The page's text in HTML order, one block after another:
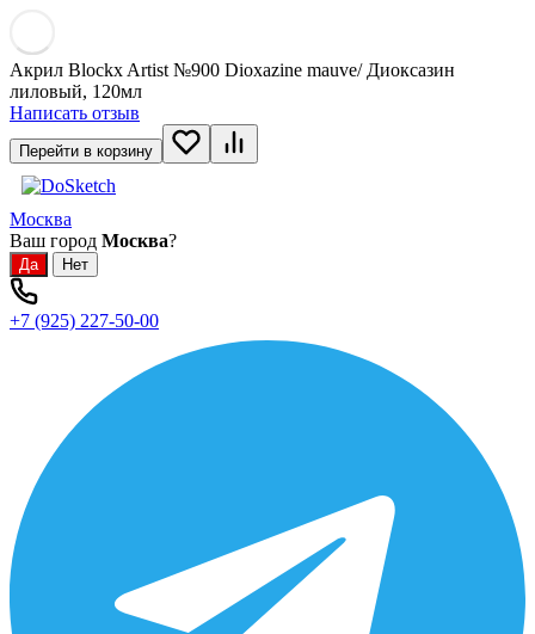
Акрил Blockx Artist №900 Dioxazine mauve/ Диоксазин
лиловый, 120мл
Написать отзыв
Перейти в корзину
Москва
Ваш город Москва?
+7 (925) 227-50-00